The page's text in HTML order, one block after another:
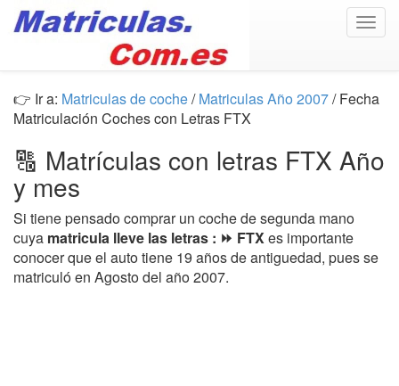
👉 Ir a: Matriculas de coche/Matriculas Año 2007/ Fecha
Matriculación Coches con Letras FTX
🔠 Matrículas con letras FTX Año
y mes
Si tiene pensado comprar un coche de segunda mano
cuya matricula lleve las letras : ⏩ FTXes importante
conocer que el auto tiene 19 años de antiguedad, pues se
matriculó en Agosto del año 2007.